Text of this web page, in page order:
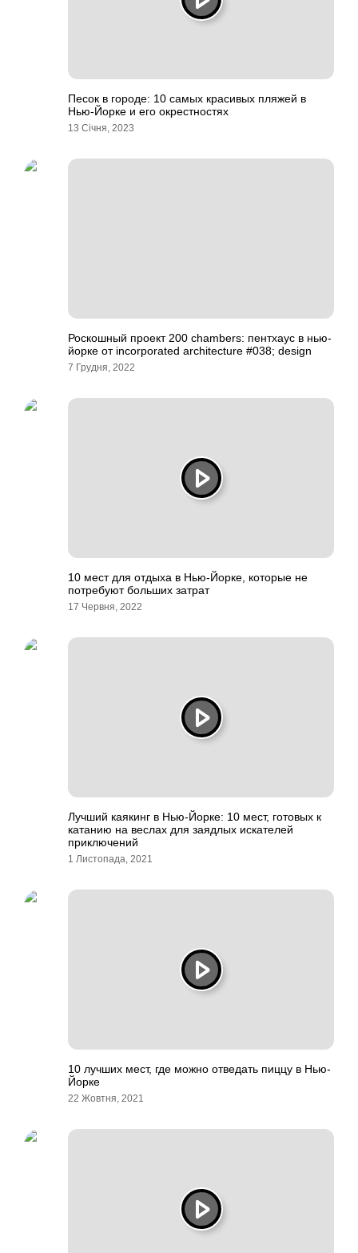
Песок в городе: 10 самых красивых пляжей в
Нью-Йорке и его окрестностях
13 Січня, 2023
Роскошный проект 200 chambers: пентхаус в нью-
йорке от incorporated architecture #038; design
7 Грудня, 2022
10 мест для отдыха в Нью-Йорке, которые не
потребуют больших затрат
17 Червня, 2022
Лучший каякинг в Нью-Йорке: 10 мест, готовых к
катанию на веслах для заядлых искателей
приключений
1 Листопада, 2021
10 лучших мест, где можно отведать пиццу в Нью-
Йорке
22 Жовтня, 2021